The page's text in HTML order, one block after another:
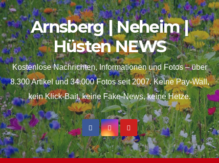
springen
Skip
to
content
Arnsberg | Neheim |
Hüsten NEWS
Kostenlose Nachrichten, Informationen und Fotos – über
8.300 Artikel und 34.000 Fotos seit 2007. Keine Pay-Wall,
kein Klick-Bait, keine Fake-News, keine Hetze.